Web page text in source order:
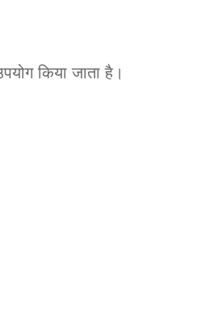
किया जाता है।